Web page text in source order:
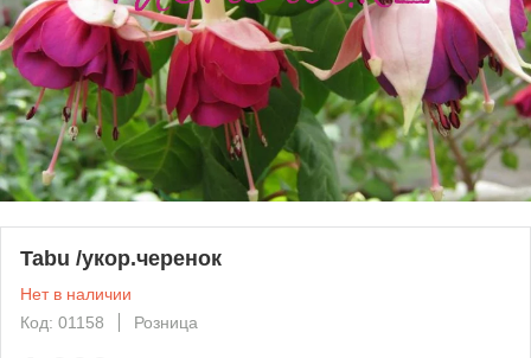
Tabu /укор.черенок
Нет в наличии
Код: 01158
Розница